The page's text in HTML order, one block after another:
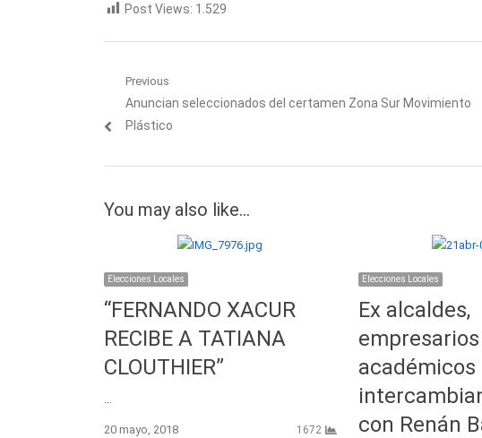
Post Views: 1.529
Navegación
de
Previous
Previous
post:
Anuncian seleccionados del certamen Zona Sur Movimiento
Plástico
You may also like...
Elecciones Locales
“FERNANDO XACUR
RECIBE A TATIANA
CLOUTHIER”
20 mayo, 2018
1672
Elecciones Locales
Ex alcaldes,
académicos
con Renán